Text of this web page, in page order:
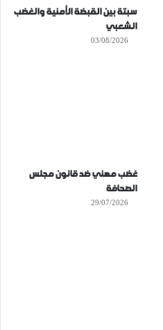
سبتة بين القبضة الأمنية والغضب
الشعبي
03/08/2026
غضب مهني ضد قانون مجلس
الصحافة
29/07/2026